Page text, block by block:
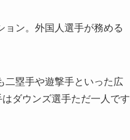
ョン。外国人選手が務める
二塁手や遊撃手といった広
ダウンズ選手ただ一人です